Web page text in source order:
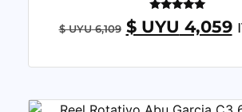
Valorado
con
$ UYU6,109 $ UYU 4,059